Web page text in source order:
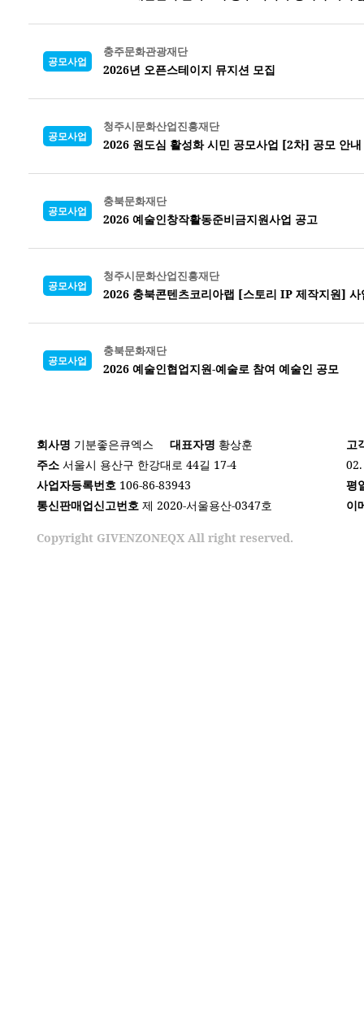
공모사업
충주문화관광재단
2026년 오픈스테이지 뮤지션 모집
공모사업
청주시문화산업진흥재단
2026 원도심 활성화 시민 공모사업 [2차] 공모 안내
공모사업
충북문화재단
2026 예술인창작활동준비금지원사업 공고
공모사업
청주시문화산업진흥재단
2026 충북콘텐츠코리아랩 [스토리 IP 제작지원]
공모사업
충북문화재단
2026 예술인협업지원-예술로 참여 예술인 공모
회사명 기분좋은큐엑스 대표자명 황상훈
주소 서울시 용산구 한강대로 44길 17-4
사업자등록번호 106-86-83943
통신판매업신고번호 제 2020-서울용산-0347호
Copyright GIVENZONEQX All right reserved.
고
평
이